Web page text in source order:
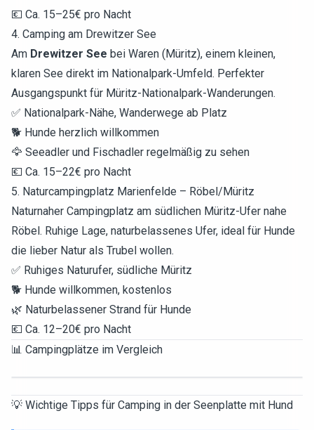
💶 Ca. 15–25€ pro Nacht
4. Camping am Drewitzer See
Am Drewitzer See bei Waren (Müritz), einem kleinen,
klaren See direkt im Nationalpark-Umfeld. Perfekter
Ausgangspunkt für Müritz-Nationalpark-Wanderungen.
✅ Nationalpark-Nähe, Wanderwege ab Platz
🐕 Hunde herzlich willkommen
🦅 Seeadler und Fischadler regelmäßig zu sehen
💶 Ca. 15–22€ pro Nacht
5. Naturcampingplatz Marienfelde – Röbel/Müritz
Naturnaher Campingplatz am südlichen Müritz-Ufer nahe
Röbel. Ruhige Lage, naturbelassenes Ufer, ideal für Hunde
die lieber Natur als Trubel wollen.
✅ Ruhiges Naturufer, südliche Müritz
🐕 Hunde willkommen, kostenlos
🌿 Naturbelassener Strand für Hunde
💶 Ca. 12–20€ pro Nacht
📊 Campingplätze im Vergleich
💡 Wichtige Tipps für Camping in der Seenplatte mit Hund